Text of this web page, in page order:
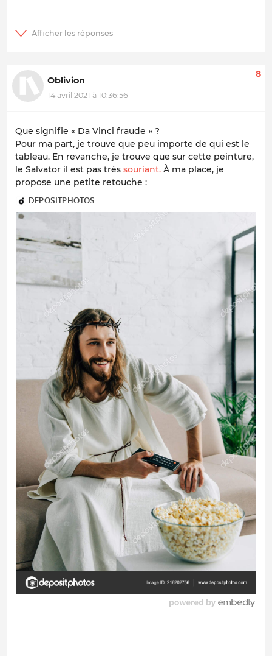
Oblivion
14 avril 2021 à 10:36:56
8
Que signifie « Da Vinci fraude » ?
Pour ma part, je trouve que peu importe de qui est le
tableau. En revanche, je trouve que sur cette peinture,
le Salvator il est pas très souriant. À ma place, je
propose une petite retouche :